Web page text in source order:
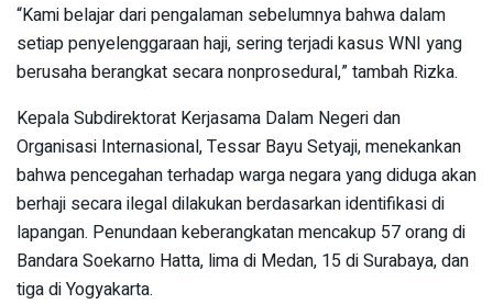
“Kami belajar dari pengalaman sebelumnya bahwa dalam
setiap penyelenggaraan haji, sering terjadi kasus WNI yang
berusaha berangkat secara nonprosedural,” tambah Rizka.
Kepala Subdirektorat Kerjasama Dalam Negeri dan
Organisasi Internasional, Tessar Bayu Setyaji, menekankan
bahwa pencegahan terhadap warga negara yang diduga akan
berhaji secara ilegal dilakukan berdasarkan identifikasi di
lapangan. Penundaan keberangkatan mencakup 57 orang di
Bandara Soekarno Hatta, lima di Medan, 15 di Surabaya, dan
tiga di Yogyakarta.